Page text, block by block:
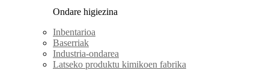
Ondare higiezina
Inbentarioa
Baserriak
Industria-ondarea
Latseko produktu kimikoen fabrika